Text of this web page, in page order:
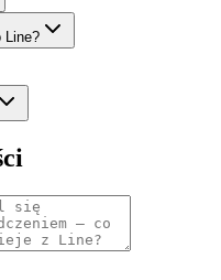
Line?